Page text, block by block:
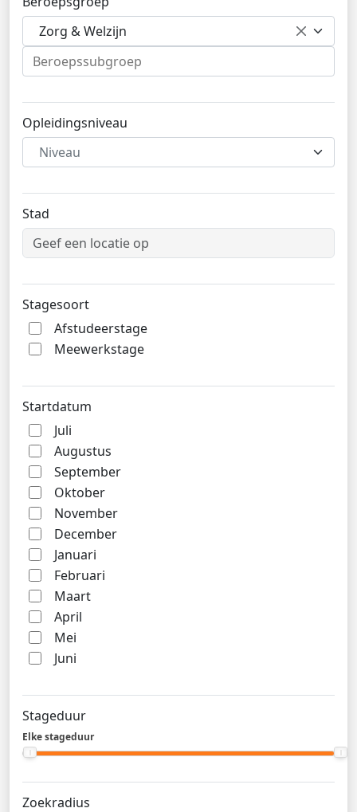
Zorg & Welzijn
Opleidingsniveau
Niveau
Stad
Stagesoort
Afstudeerstage
Meewerkstage
Startdatum
Juli
Augustus
September
Oktober
November
December
Januari
Februari
Maart
April
Mei
Juni
Stageduur
Elke stageduur
Zoekradius